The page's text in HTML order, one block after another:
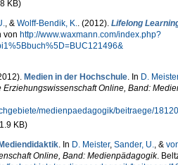
KB)
, & Wolff-Bendik, K.. (2012). Lifelong
von http://www.waxmann.com/index.php?
Medien in der Hochschule. In D. Meister
Erziehungswissenschaft Online, Band:
medienpaedagogik/beitraege/
KB)
Mediendidaktik. In D. Meister, Sander, U., &
Online, Band: Medienpädagogik.